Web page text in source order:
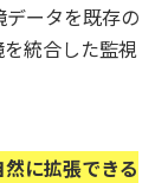
ータを既存の
統合した監視
に拡張できる